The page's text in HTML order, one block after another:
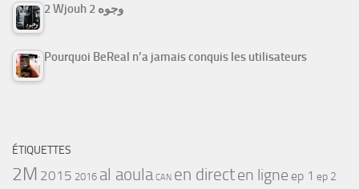
2 Wjouh 2 وجوه
Pourquoi BeReal n’a jamais conquis les utilisateurs
ÉTIQUETTES
2M 2015 2016 al aoula CAN en directen ligne ep 1 ep 2